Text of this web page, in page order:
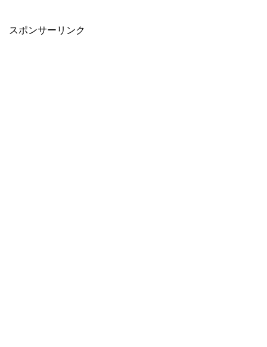
スポンサーリンク